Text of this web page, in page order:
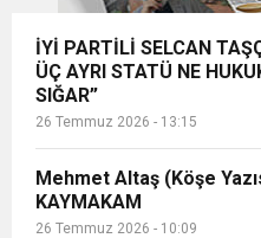
İYİ PARTİLİ SELCAN
ÜÇ AYRI STATÜ NE
SIĞAR”
26 Temmuz 2026 - 13:15
Mehmet Altaş (Köşe
KAYMAKAM
26 Temmuz 2026 - 10:09